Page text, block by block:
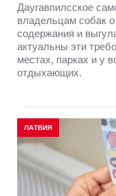
Даугавпилсское
владельцам собак
содержания и
актуальны эти
местах, парках и у
отдыхающих.
ЛАТВИЯ